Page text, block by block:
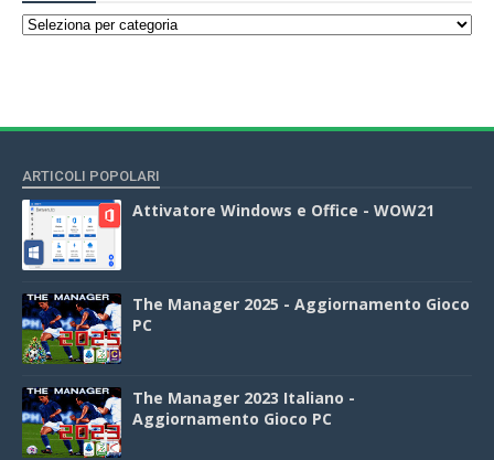
ARTICOLI POPOLARI
Attivatore Windows e Office - WOW21
The Manager 2025 - Aggiornamento Gioco
PC
The Manager 2023 Italiano -
Aggiornamento Gioco PC